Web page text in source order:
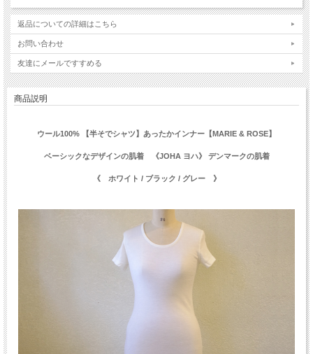
返品についての詳細はこちら
お問い合わせ
友達にメールですすめる
商品説明
ウール100% 【半そでシャツ】あったかインナー【MARIE & ROSE】
ベーシックなデザインの肌着 《JOHA ヨハ》 デンマークの肌着
《 ホワイト / ブラック / グレー 》